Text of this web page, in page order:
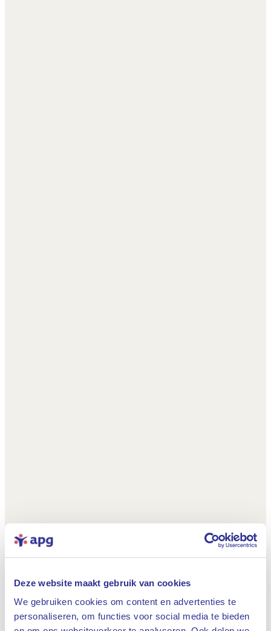
Deze website maakt gebruik van cookies
We gebruiken cookies om content en advertenties te
personaliseren, om functies voor social media te bieden